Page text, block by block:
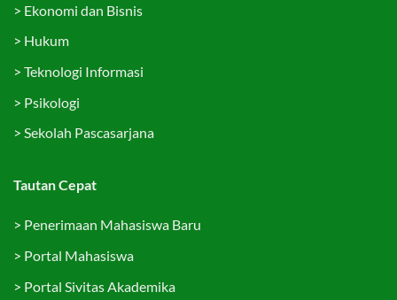
> Ekonomi dan Bisnis
> Hukum
> Teknologi Informasi
> Psikologi
> Sekolah Pascasarjana
Tautan Cepat
> Penerimaan Mahasiswa Baru
> Portal Mahasiswa
> Portal Sivitas Akademika